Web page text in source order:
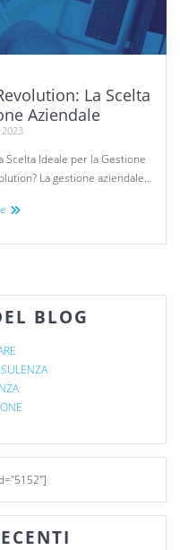
La Scelta
Aziendale
Scelta Ideale per la Gestione
La gestione aziendale…
BLOG